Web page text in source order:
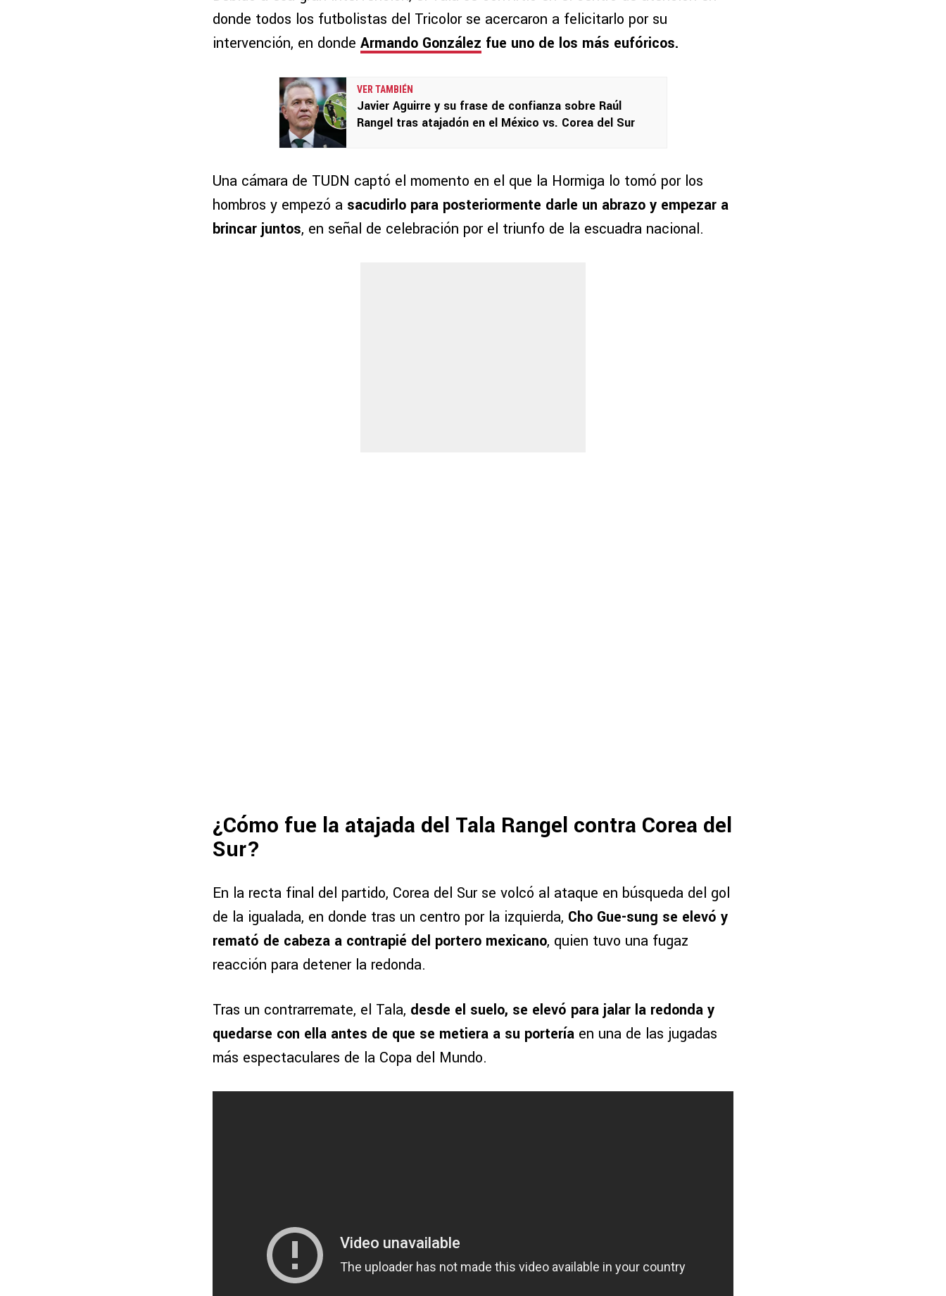
donde todos los futbolistas del Tricolor se acercaron a felicitarlo por su
intervención, en donde Armando González fue uno de los más eufóricos.
VER TAMBIÉN
Javier Aguirre y su frase de confianza sobre Raúl
Rangel tras atajadón en el México vs. Corea del Sur
Una cámara de TUDN captó el momento en el que la Hormiga lo tomó por los
hombros y empezó a sacudirlo para posteriormente darle un abrazo y empezar a
brincar juntos, en señal de celebración por el triunfo de la escuadra nacional.
¿Cómo fue la atajada del Tala Rangel contra Corea del
Sur?
En la recta final del partido, Corea del Sur se volcó al ataque en búsqueda del gol
de la igualada, en donde tras un centro por la izquierda, Cho Gue-sung se elevó y
remató de cabeza a contrapié del portero mexicano, quien tuvo una fugaz
reacción para detener la redonda.
Tras un contrarremate, el Tala, desde el suelo, se elevó para jalar la redonda y
quedarse con ella antes de que se metiera a su portería en una de las jugadas
más espectaculares de la Copa del Mundo.